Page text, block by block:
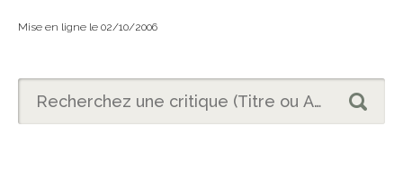
Mise en ligne le 02/10/2006